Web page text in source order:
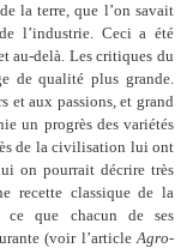
la terre, que l’on savait
l’industrie. Ceci a été
au-delà. Les critiques du
de qualité plus grande.
et aux passions, et grand
un progrès des variétés
de la civilisation lui ont
on pourrait décrire très
recette classique de la
ce que chacun de ses
(voir l’articleAgro-